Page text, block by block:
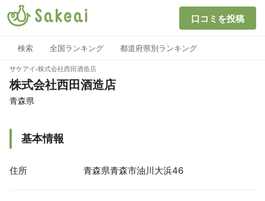
口コミを投稿
検索 全国ランキング 都道府県別ランキング
サケアイ ›株式会社西田酒造店
株式会社西田酒造店
青森県
基本情報
住所 青森県青森市油川大浜46